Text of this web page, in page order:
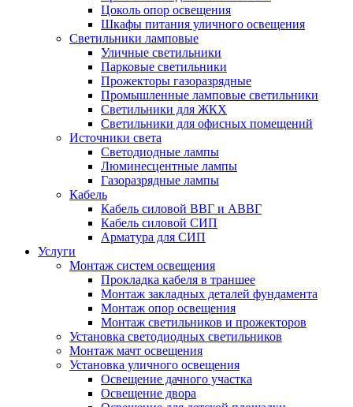
Цоколь опор освещения
Шкафы питания уличного освещения
Светильники ламповые
Уличные светильники
Парковые светильники
Прожекторы газоразрядные
Промышленные ламповые светильники
Светильники для ЖКХ
Светильники для офисных помещений
Источники света
Светодиодные лампы
Люминесцентные лампы
Газоразрядные лампы
Кабель
Кабель силовой ВВГ и АВВГ
Кабель силовой СИП
Арматура для СИП
Услуги
Монтаж систем освещения
Прокладка кабеля в траншее
Монтаж закладных деталей фундамента
Монтаж опор освещения
Монтаж светильников и прожекторов
Установка светодиодных светильников
Монтаж мачт освещения
Установка уличного освещения
Освещение дачного участка
Освещение двора